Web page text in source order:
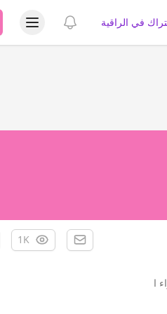
في الراقية عرض الإشعارات
عرض
1K
ا